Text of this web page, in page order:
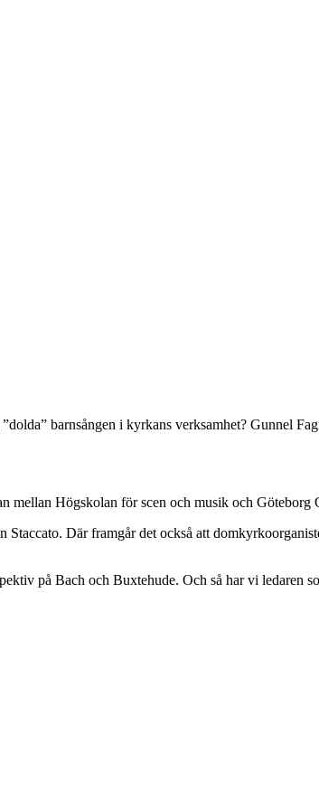
barnsången i kyrkans verksamhet? Gunnel
mellan Högskolan för scen och musik och
Där framgår det också att
på Bach och Buxtehude. Och så har vi ledaren